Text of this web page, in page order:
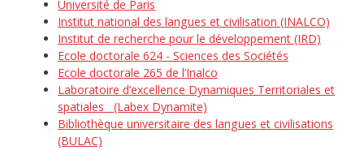
Université de Paris
Institut national des langues et civilisation (INALCO)
Institut de recherche pour le développement (IRD)
Ecole doctorale 624 - Sciences des Sociétés
Ecole doctorale 265 de l’Inalco
Laboratoire d’excellence Dynamiques Territoriales et
spatiales (Labex Dynamite)
Bibliothèque universitaire des langues et civilisations
(BULAC)